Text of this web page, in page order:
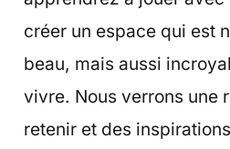
créer un espace qui est
beau, mais aussi
vivre. Nous verrons une
retenir et des